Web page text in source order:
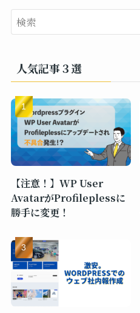
人気記事３選
【注意！】WP User
AvatarがProfileplessに
勝手に変更！